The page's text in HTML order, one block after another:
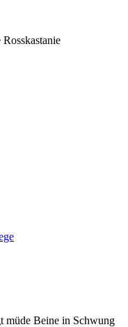
Rosskastanie
müde Beine in Schwung